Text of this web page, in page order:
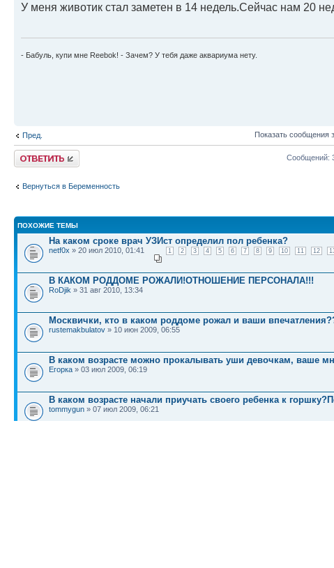
У меня животик стал заметен в 14 недель.Сейчас нам 20
- Бабуль, купи мне Reebok! - Зачем? У тебя даже аквариума нету.
Пред. Показать сообщения
Ответить Сообщений:
Вернуться в Беременность
ПОХОЖИЕ ТЕМЫ
На каком сроке врач УЗИст определил пол ребенка?
1 2 3 4 5 6 7 8 9 10 11 12
netf0x » 20 июл 2010, 01:41
В КАКОМ РОДДОМЕ РОЖАЛИ!ОТНОШЕНИЕ ПЕРСОНАЛА!!!
RoDjik » 31 авг 2010, 13:34
Москвички, кто в каком роддоме рожал и ваши
rustemakbulatov » 10 июн 2009, 06:55
В каком возрасте можно прокалывать уши девочкам, ваше
Егорка » 03 июл 2009, 06:19
В каком возрасте начали приучать своего ребенка к
tommygun » 07 июл 2009, 06:21